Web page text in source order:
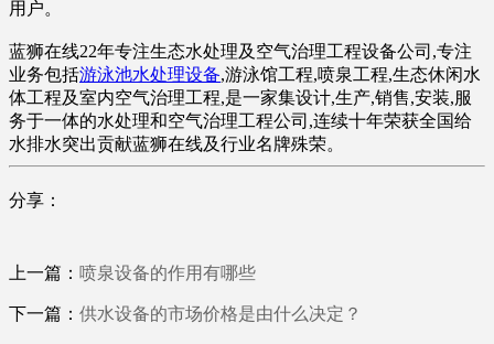
用户。
蓝狮在线22年专注生态水处理及空气治理工程设备公司,专注
业务包括游泳池水处理设备,游泳馆工程,喷泉工程,生态休闲水
体工程及室内空气治理工程,是一家集设计,生产,销售,安装,服
务于一体的水处理和空气治理工程公司,连续十年荣获全国给
水排水突出贡献蓝狮在线及行业名牌殊荣。
分享：
上一篇： 喷泉设备的作用有哪些
下一篇： 供水设备的市场价格是由什么决定？